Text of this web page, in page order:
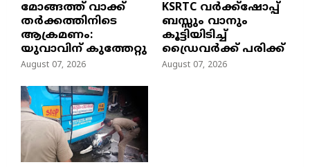
മോങ്ങത്ത് വാക്ക്
തർക്കത്തിനിടെ
ആക്രമണം:
യുവാവിന് കുത്തേറ്റു
August 07, 2026
KSRTC വർക്ക്ഷോപ്പ്
ബസ്സും വാനും
കൂട്ടിയിടിച്ച്
ഡ്രൈവർക്ക് പരിക്ക്
August 07, 2026